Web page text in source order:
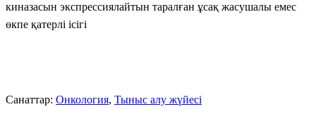
киназасын экспрессиялайтын таралған ұсақ жасушалы емес
өкпе қатерлі ісігі
Санаттар: Онкология, Тыныс алу жүйесі